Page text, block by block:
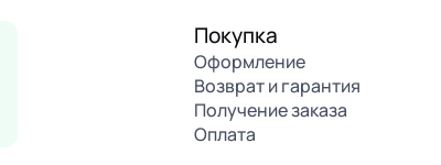
Покупка
Оформление
Возврат и гарантия
Получение заказа
Оплата